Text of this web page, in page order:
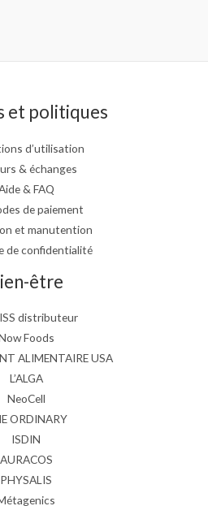
et politiques
d’utilisation
& échanges
& FAQ
de paiement
et manutention
de confidentialité
être
distributeur
Foods
ALIMENTAIRE USA
L’ALGA
NeoCell
ORDINARY
ISDIN
AURACOS
PHYSALIS